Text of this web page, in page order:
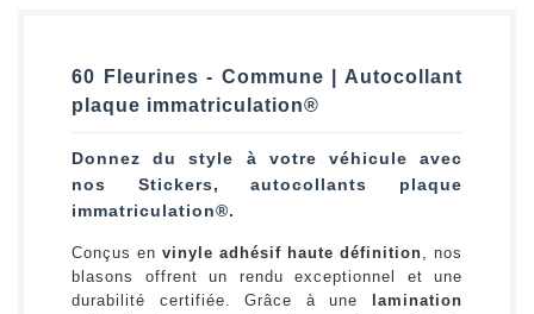
60 Fleurines - Commune | Autocollant
plaque immatriculation®
Donnez du style à votre véhicule avec
nos Stickers, autocollants plaque
immatriculation®.
Conçus en vinyle adhésif haute définition, nos
blasons offrent un rendu exceptionnel et une
durabilité certifiée. Grâce à une
lamination